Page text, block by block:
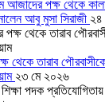
পক্ষ থেকে
আবু মুসা সিরাজী ২৪
থেকে তারাব
২৩ মে ২০২৬